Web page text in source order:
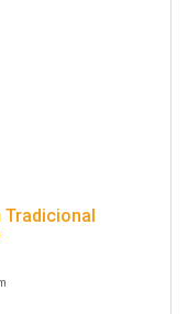
Tradicional